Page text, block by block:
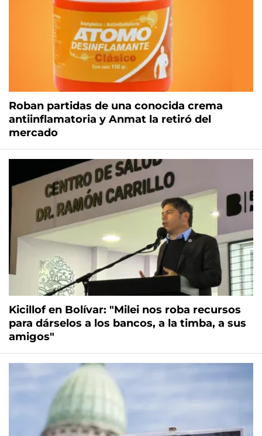
Roban partidas de una conocida crema
antiinflamatoria y Anmat la retiró del
mercado
Kicillof en Bolívar: "Milei nos roba recursos
para dárselos a los bancos, a la timba, a sus
amigos"